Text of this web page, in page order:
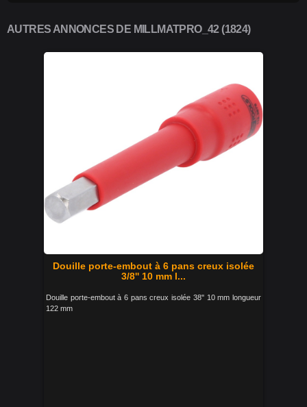
AUTRES ANNONCES DE MILLMATPRO_42 (1824)
Douille porte-embout à 6 pans creux isolée
3/8'' 10 mm l...
Douille porte-embout à 6 pans creux isolée 38'' 10 mm longueur
122 mm